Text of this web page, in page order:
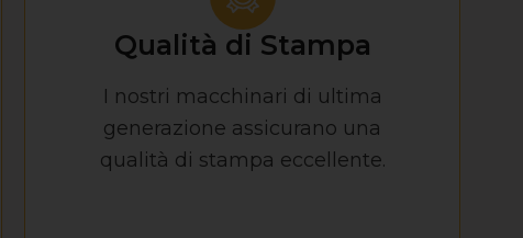
Qualità di Stampa
I nostri macchinari di ultima
generazione assicurano una
qualità di stampa eccellente.